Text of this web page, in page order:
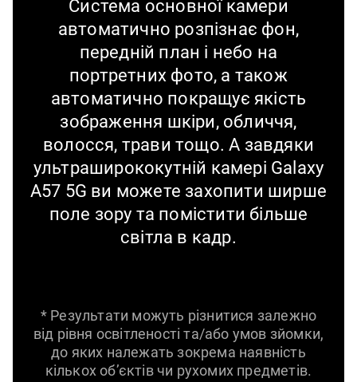
Система основної камери
автоматично розпізнає фон,
передній план і небо на
портретних фото, а також
автоматично покращує якість
зображення шкіри, обличчя,
волосся, трави тощо. А завдяки
ультраширококутній камері Galaxy
A57 5G ви можете захопити ширше
поле зору та помістити більше
світла в кадр.
* Результати можуть різнитися залежно
від рівня освітленості та/або умов зйомки,
до яких належать зокрема наявність
кількох об’єктів чи рухомих предметів.